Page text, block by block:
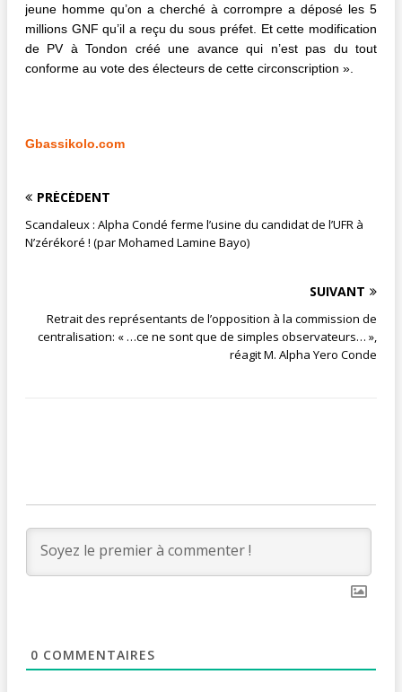
jeune homme qu’on a cherché à corrompre a déposé les 5
millions GNF qu’il a reçu du sous préfet. Et cette modification
de PV à Tondon créé une avance qui n’est pas du tout
conforme au vote des électeurs de cette circonscription ».
Gbassikolo.com
PRÉCÉDENT
Scandaleux : Alpha Condé ferme l’usine du candidat de l’UFR à
N’zérékoré ! (par Mohamed Lamine Bayo)
SUIVANT
Retrait des représentants de l’opposition à la commission de
centralisation: « …ce ne sont que de simples observateurs… »,
réagit M. Alpha Yero Conde
0 COMMENTAIRES